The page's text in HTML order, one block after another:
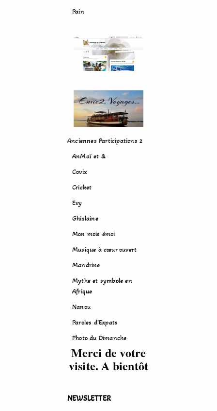
Pain
Anciennes Participations 2
AnMaï et &
Covix
Cricket
Evy
Ghislaine
Mon mois émoi
Musique à cœur ouvert
Mandrine
Mythe et symbole en
Afrique
Nanou
Paroles d’Expats
Photo du Dimanche
Merci de votre
visite. A bientôt
NEWSLETTER